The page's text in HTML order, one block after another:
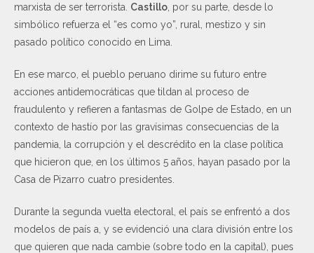
marxista de ser terrorista. Castillo , por su parte, desde lo
simbólico refuerza el “es como yo”, rural, mestizo y sin
pasado político conocido en Lima.
En ese marco, el pueblo peruano dirime su futuro entre
acciones antidemocráticas que tildan al proceso de
fraudulento y refieren a fantasmas de Golpe de Estado, en un
contexto de hastío por las gravísimas consecuencias de la
pandemia, la corrupción y el descrédito en la clase política
que hicieron que, en los últimos 5 años, hayan pasado por la
Casa de Pizarro cuatro presidentes.
Durante la segunda vuelta electoral, el país se enfrentó a dos
modelos de país a, y se evidenció una clara división entre los
que quieren que nada cambie (sobre todo en la capital), pues